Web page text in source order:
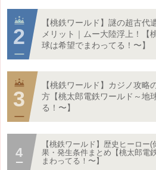
【桃鉄ワールド】謎の超古代
メリット｜ムー大陸浮上！【
球は希望でまわってる！〜】
【桃鉄ワールド】カジノ攻略
方【桃太郎電鉄ワールド～地
る！〜】
【桃鉄ワールド】歴史ヒーロー
果・発生条件まとめ【桃太郎電
まわってる！〜】